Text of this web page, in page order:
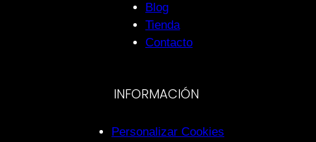
Blog
Tienda
Contacto
INFORMACIÓN
Personalizar Cookies